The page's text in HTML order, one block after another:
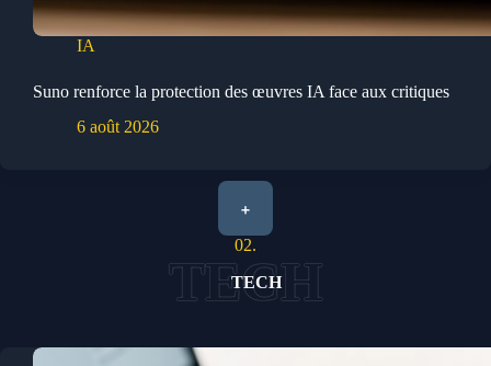
IA
Suno renforce la protection des œuvres IA face aux critiques
6 août 2026
+
02.
TECH